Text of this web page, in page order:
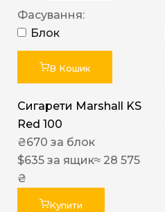
Фасування:
Блок
В Кошик
Сигарети Marshall KS
Red 100
₴670 за блок
$635 за ящик≈ 28 575
₴
Купити